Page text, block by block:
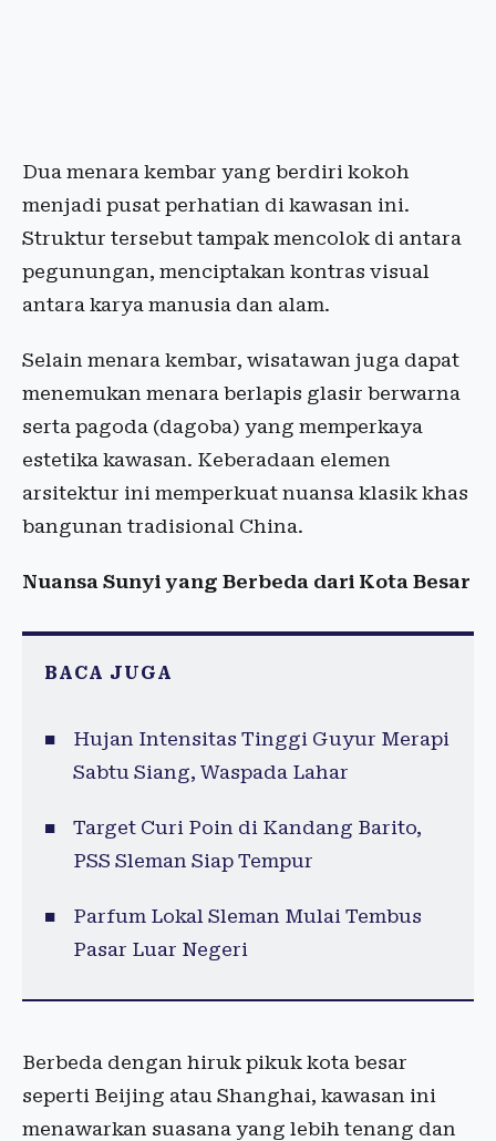
Dua menara kembar yang berdiri kokoh
menjadi pusat perhatian di kawasan ini.
Struktur tersebut tampak mencolok di antara
pegunungan, menciptakan kontras visual
antara karya manusia dan alam.
Selain menara kembar, wisatawan juga dapat
menemukan menara berlapis glasir berwarna
serta pagoda (dagoba) yang memperkaya
estetika kawasan. Keberadaan elemen
arsitektur ini memperkuat nuansa klasik khas
bangunan tradisional China.
Nuansa Sunyi yang Berbeda dari Kota Besar
BACA JUGA
Hujan Intensitas Tinggi Guyur Merapi
Sabtu Siang, Waspada Lahar
Target Curi Poin di Kandang Barito,
PSS Sleman Siap Tempur
Parfum Lokal Sleman Mulai Tembus
Pasar Luar Negeri
Berbeda dengan hiruk pikuk kota besar
seperti Beijing atau Shanghai, kawasan ini
menawarkan suasana yang lebih tenang dan